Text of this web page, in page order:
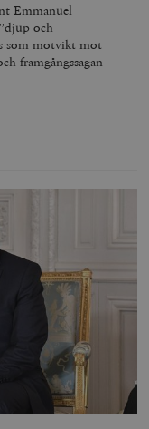
Emmanuel
och
som motvikt mot
framgångssagan